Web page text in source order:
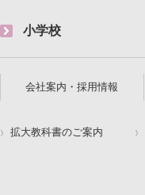
小学校
会社案内・採用情報
拡大教科書のご案内